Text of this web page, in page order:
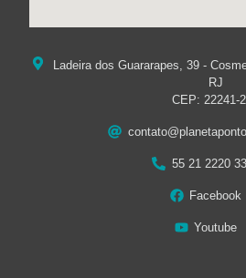
Ladeira dos Guararapes, 39 -
RJ
CEP: 22241-
55 21 2220
Facebook
Youtube